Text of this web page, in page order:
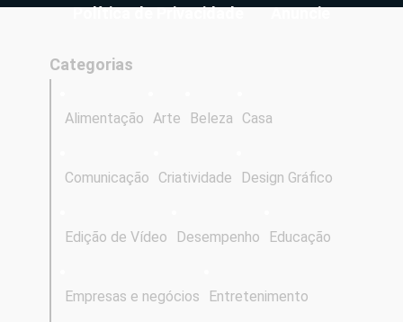
Política de Privacidade Anuncie
Categorias
Alimentação Arte Beleza Casa
Comunicação Criatividade Design Gráfico
Edição de Vídeo Desempenho Educação
Empresas e negócios Entretenimento